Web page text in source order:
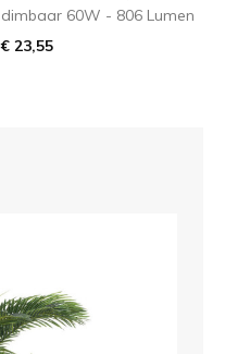
dimbaar 60W - 806 Lumen
€ 23,55